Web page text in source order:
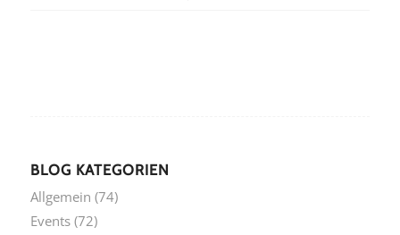
BLOG KATEGORIEN
Allgemein (74)
Events(72)